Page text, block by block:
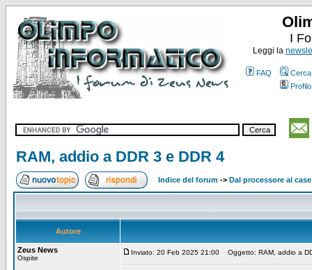
I
Leggi la
FAQ
Cerca
Profilo
RAM, addio a DDR 3 e DDR 4
Indice del forum -> Dal processore al case
Autore
Zeus News
Ospite
Inviato: 20 Feb 2025 21:00 Oggetto: RAM, addio a